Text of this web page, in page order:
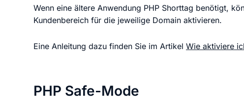
Wenn eine ältere Anwendung PHP Shorttag benötigt,
Kundenbereich für die jeweilige Domain aktivieren.
Eine Anleitung dazu finden Sie im Artikel Wie aktiviere
PHP Safe-Mode